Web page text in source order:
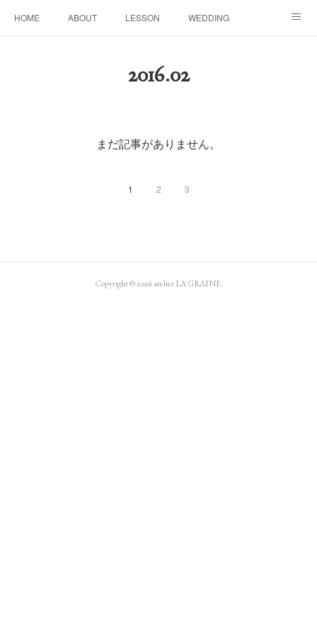
HOME ABOUT LESSON WEDDING
2016.02
まだ記事がありません。
1 2 3
Copyright ©2026atelier LA GRAINE.